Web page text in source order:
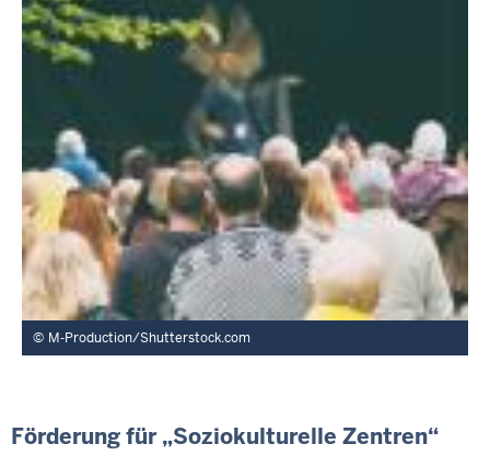
M-Production/Shutterstock.com
Förderung für „Soziokulturelle Zentren“